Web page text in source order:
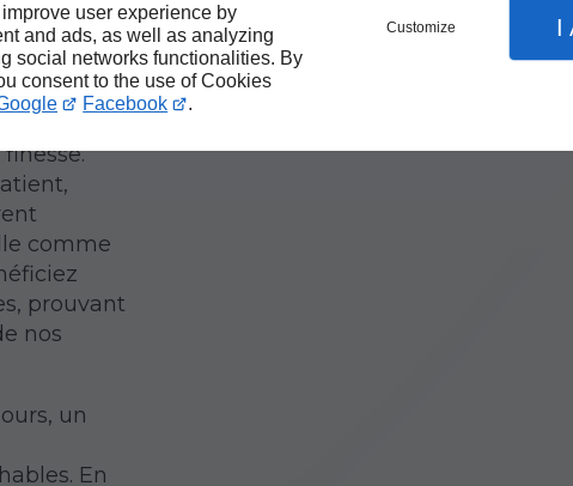
user experience by
and ads, as well as analyzing
social networks functionalities. By
consent to the use of Cookies
Facebook .
Customize I
doit être
utilise
comme
prouvant
nos
un
En